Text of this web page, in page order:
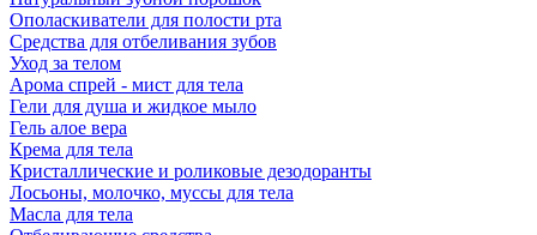
Ополаскиватели для полости рта
Средства для отбеливания зубов
Уход за телом
Арома спрей - мист для тела
Гели для душа и жидкое мыло
Гель алое вера
Крема для тела
Кристаллические и роликовые дезодоранты
Лосьоны, молочко, муссы для тела
Масла для тела